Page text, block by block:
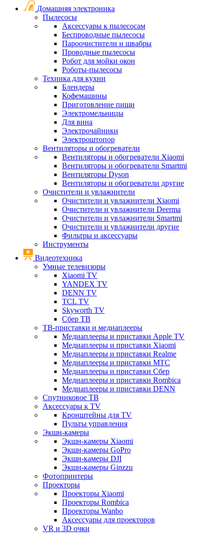
Домашняя электроника
Пылесосы
Аксессуары к пылесосам
Беспроводные пылесосы
Пароочистители и швабры
Проводные пылесосы
Робот для мойки окон
Роботы-пылесосы
Техника для кухни
Блендеры
Кофемашины
Приготовление пищи
Электромельницы
Для вина
Электрочайники
Электроштопор
Вентиляторы и обогреватели
Вентиляторы и обогреватели Xiaomi
Вентиляторы и обогреватели Smartmi
Вентиляторы Dyson
Вентиляторы и обогреватели другие
Очистители и увлажнители
Очистители и увлажнители Xiaomi
Очистители и увлажнители Deerma
Очистители и увлажнители Smartmi
Очистители и увлажнители другие
Фильтры и аксессуары
Инструменты
Видеотехника
Умные телевизоры
Xiaomi TV
YANDEX TV
DENN TV
TCL TV
Skyworth TV
Сбер ТВ
ТВ-приставки и медиаплееры
Медиаплееры и приставки Apple TV
Медиаплееры и приставки Xiaomi
Медиаплееры и приставки Realme
Медиаплееры и приставки МТС
Медиаплееры и приставки Сбер
Медиаплееры и приставки Rombica
Медиаплееры и приставки DENN
Спутниковое ТВ
Аксессуары к TV
Кронштейны для TV
Пульты управления
Экшн-камеры
Экшн-камеры Xiaomi
Экшн-камеры GoPro
Экшн-камеры DJI
Экшн-камеры Ginzzu
Фотопринтеры
Проекторы
Проекторы Xiaomi
Проекторы Rombica
Проекторы Wanbo
Аксессуары для проекторов
VR и 3D очки